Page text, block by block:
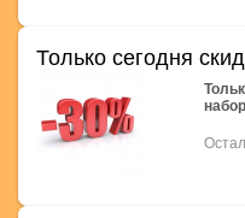
Только сегодня